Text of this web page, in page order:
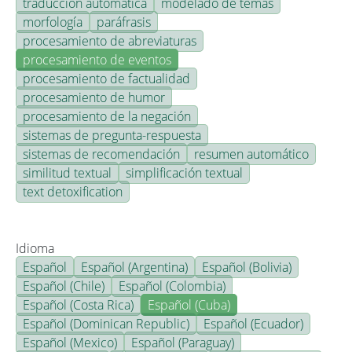
morfología
paráfrasis
procesamiento de abreviaturas
procesamiento de eventos
procesamiento de factualidad
procesamiento de humor
procesamiento de la negación
sistemas de pregunta-respuesta
sistemas de recomendación
resumen automático
similitud textual
simplificación textual
text detoxification
Idioma
Español
Español (Argentina)
Español (Bolivia)
Español (Chile)
Español (Colombia)
Español (Costa Rica)
Español (Cuba)
Español (Dominican Republic)
Español (Ecuador)
Español (Mexico)
Español (Paraguay)